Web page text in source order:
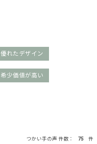
優れたデザイン
希少価値が高い
つかい手の声 件数： 75 件